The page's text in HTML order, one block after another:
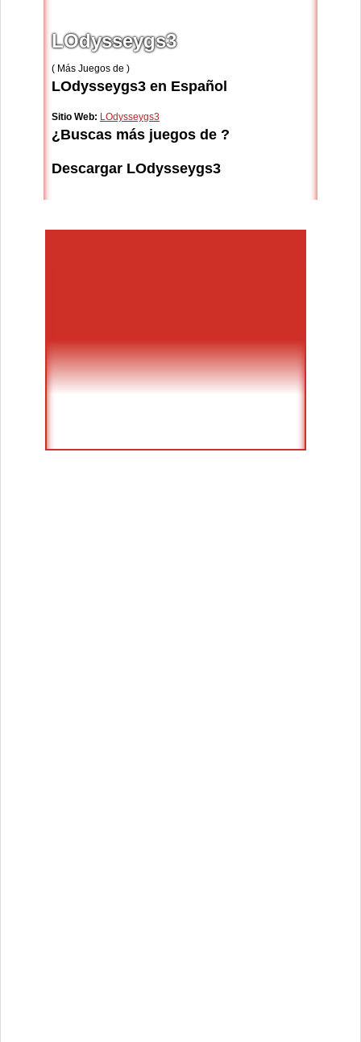
LOdysseygs3
( Más Juegos de )
LOdysseygs3 en Español
Sitio Web: LOdysseygs3
¿Buscas más juegos de ?
Descargar LOdysseygs3